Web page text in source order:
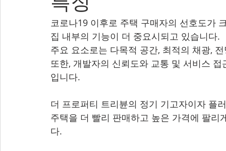
코로나19 이후로 주택 구매자의 선호도가
집 내부의 기능이 더 중요시되고 있습니다.
주요 요소로는 다목적 공간, 최적의 채광,
또한, 개발자의 신뢰도와 교통 및 서비스
입니다.
더 프로퍼티 트리뷴의 정기 기고자이자 플
주택을 더 빨리 판매하고 높은 가격에 팔
다.